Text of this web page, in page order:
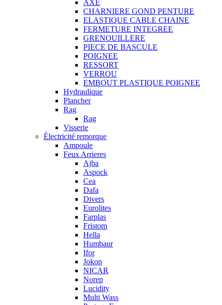
AXE
CHARNIERE GOND PENTURE
ELASTIQUE CABLE CHAINE
FERMETURE INTEGREE
GRENOUILLERE
PIECE DE BASCULE
POIGNEE
RESSORT
VERROU
EMBOUT PLASTIQUE POIGNEE
Hydraulique
Plancher
Rag
Rag
Visserie
Électricité remorque
Ampoule
Feux Arrieres
Ajba
Aspock
Cea
Dafa
Divers
Eurolites
Farplas
Fristom
Hella
Humbaur
Ifor
Jokon
NICAR
Norep
Lucidity
Multi Wass